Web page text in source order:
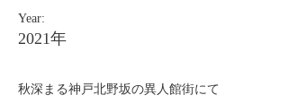
Year:
2021年
秋深まる神戸北野坂の異人館街にて